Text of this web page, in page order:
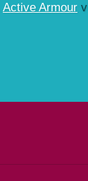
Active Armour